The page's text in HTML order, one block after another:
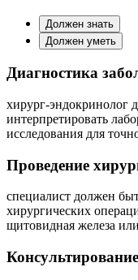
Должен знать
Должен уметь
Диагностика
хирург-эндокринолог
интерпретировать
исследования для
Проведение
специалист должен
хирургических
щитовидная железа